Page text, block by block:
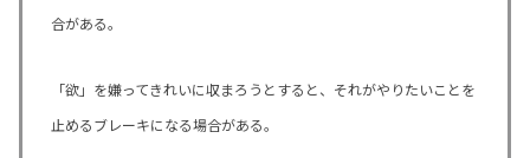
合がある。
「欲」を嫌ってきれいに収まろうとすると、それがやりたいことを
止めるブレーキになる場合がある。